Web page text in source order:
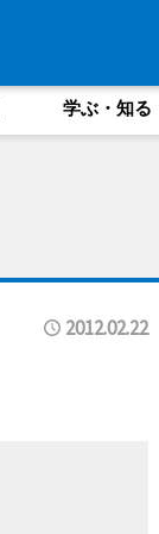
学ぶ・知る
2012.02.22